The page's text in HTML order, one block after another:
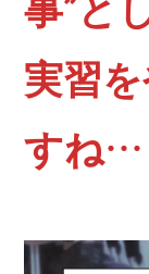
実習
すね…